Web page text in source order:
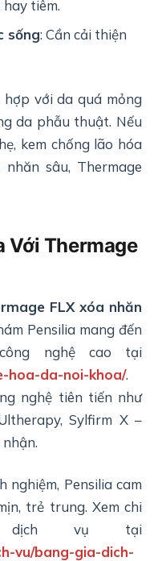
tiêm.
sống: Cần cải thiện
với da quá mỏng
da phẫu thuật. Nếu
kem chống lão hóa
sâu, Thermage
Với Thermage
FLX xóa nhăn
Pensilia mang đến
nghệ cao tại
hoa-da-noi-khoa/.
nghệ tiên tiến như
Sylfirm X –
nghiệm, Pensilia cam
trẻ trung. Xem chi
vụ tại
vu/bang-gia-dich-